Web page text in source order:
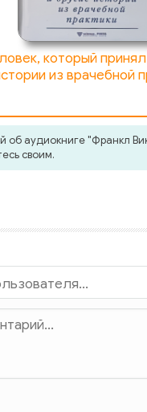
который
из врачебной
аудиокниге "Франкл
своим.